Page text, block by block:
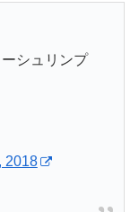
シュリンプ
2018